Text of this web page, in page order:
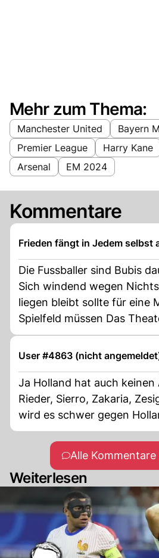
Mehr zum Thema:
Manchester United
Bayern
Premier League
Harry Kane
Arsenal
EM 2024
Kommentare
Frieden fängt in Jedem selbst
Die Fussballer sind Bubis
Sich windend wegen Nichts. Wer am
liegen bleibt sollte für eine
Spielfeld müssen Das Theater geht mir auf
den Nerv
User #4863 (nicht
Ja Holland hat auch keinen
Rieder, Sierro, Zakaria,
wird es schwer gegen
Alle
Weiterlesen